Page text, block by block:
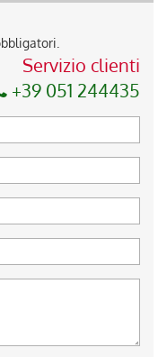
Servizio clienti
+39 051 244435